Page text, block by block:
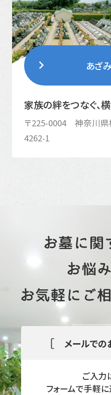
あざ
家族の絆をつなぐ、
〒225-0004 神奈川
4262-1
お墓に関
お悩
お気軽にご
[ メールで
ご入力
フォームで手軽